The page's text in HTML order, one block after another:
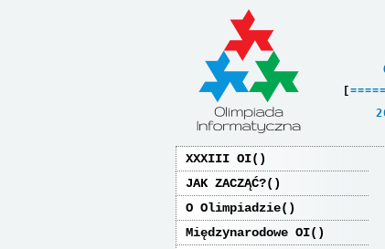
[ =====
XXXIII OI
JAK ZACZĄĆ?
O Olimpiadzie
Międzynarodowe OI